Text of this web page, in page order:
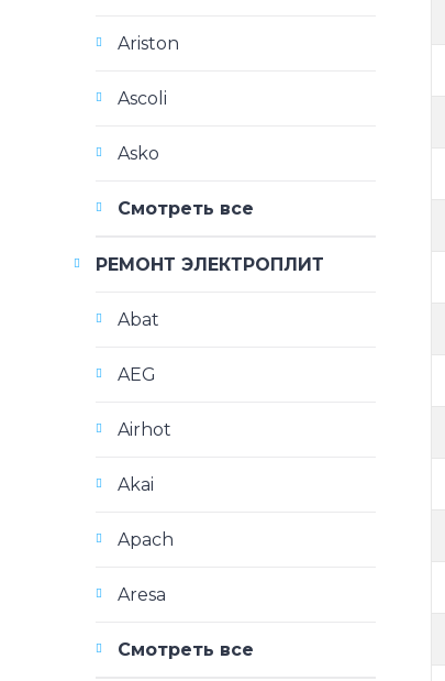
Ariston
Ascoli
Asko
Смотреть все
РЕМОНТ ЭЛЕКТРОПЛИТ
Abat
AEG
Airhot
Akai
Apach
Aresa
Смотреть все